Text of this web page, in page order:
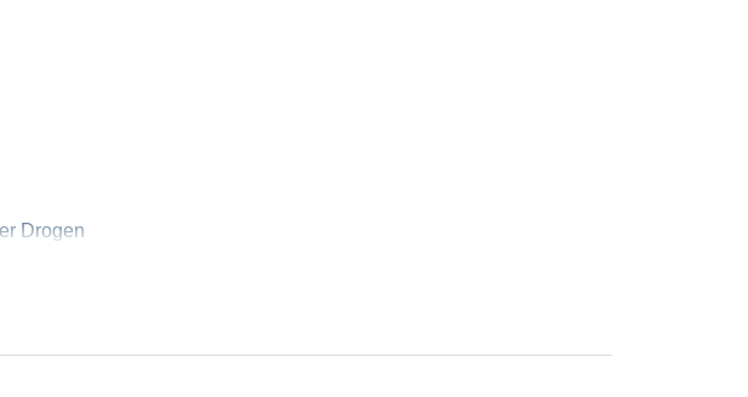
Drogen
ob mit Studium oder abgeschlossener